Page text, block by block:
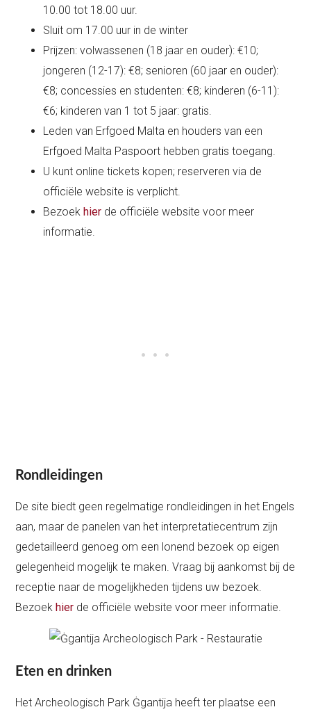
10.00 tot 18.00 uur.
Sluit om 17.00 uur in de winter
Prijzen: volwassenen (18 jaar en ouder): €10;
jongeren (12-17): €8; senioren (60 jaar en ouder):
€8; concessies en studenten: €8; kinderen (6-11):
€6; kinderen van 1 tot 5 jaar: gratis.
Leden van Erfgoed Malta en houders van een
Erfgoed Malta Paspoort hebben gratis toegang.
U kunt online tickets kopen; reserveren via de
officiële website is verplicht.
Bezoek hier de officiële website voor meer
informatie.
Rondleidingen
De site biedt geen regelmatige rondleidingen in het Engels
aan, maar de panelen van het interpretatiecentrum zijn
gedetailleerd genoeg om een lonend bezoek op eigen
gelegenheid mogelijk te maken. Vraag bij aankomst bij de
receptie naar de mogelijkheden tijdens uw bezoek.
Bezoek hier de officiële website voor meer informatie.
Eten en drinken
Het Archeologisch Park Ġgantija heeft ter plaatse een